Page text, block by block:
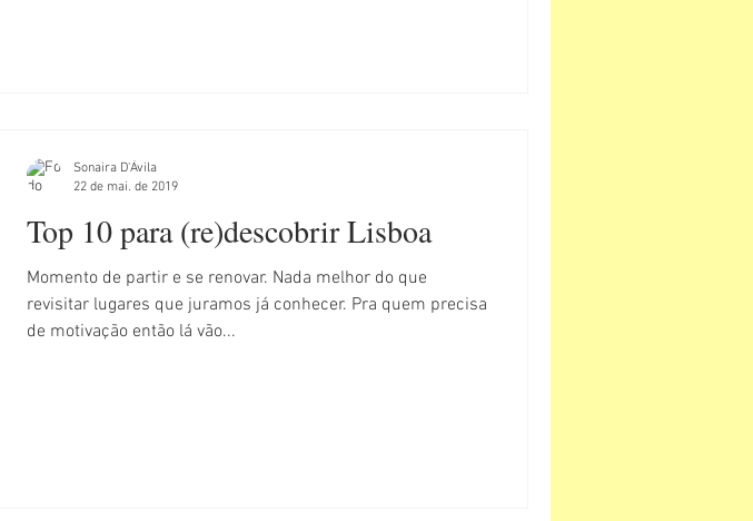
Top 10 para (re)descobrir Lisboa
Momento de partir e se renovar. Nada melhor do que
revisitar lugares que juramos já conhecer. Pra quem precisa
de motivação então lá vão...
Sonaira D'Ávila
22 de mai. de 2019